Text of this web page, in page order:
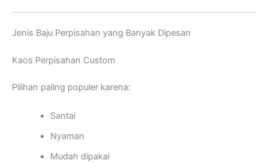
Jenis Baju Perpisahan yang Banyak Dipesan
Kaos Perpisahan Custom
Pilihan paling populer karena:
Santai
Nyaman
Mudah dipakai